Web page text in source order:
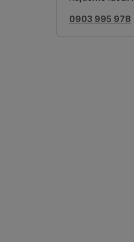
0903 995 978